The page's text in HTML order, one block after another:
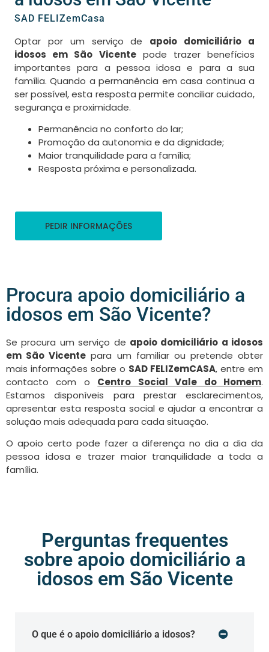
SAD FELIZemCasa
Optar por um serviço de apoio domiciliário a
idosos em São Vicentepode trazer benefícios
importantes para a pessoa idosa e para a sua
família. Quando a permanência em casa continua a
ser possível, esta resposta permite conciliar cuidado,
segurança e proximidade.
Permanência no conforto do lar;
Promoção da autonomia e da dignidade;
Maior tranquilidade para a família;
Resposta próxima e personalizada.
PEDIR INFORMAÇÕES
Procura apoio domiciliário a
idosos em São Vicente?
Se procura um serviço de apoio domiciliário a idosos
em São Vicente para um familiar ou pretende obter
mais informações sobre o SAD FELIZemCASA, entre em
contacto com o Centro Social Vale do Homem.
Estamos disponíveis para prestar esclarecimentos,
apresentar esta resposta social e ajudar a encontrar a
solução mais adequada para cada situação.
O apoio certo pode fazer a diferença no dia a dia da
pessoa idosa e trazer maior tranquilidade a toda a
família.
Perguntas frequentes
sobre apoio domiciliário a
idosos em São Vicente
O que é o apoio domiciliário a idosos?